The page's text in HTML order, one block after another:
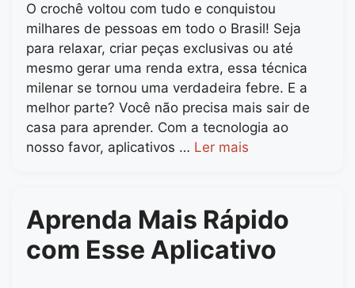
O crochê voltou com tudo e conquistou
milhares de pessoas em todo o Brasil! Seja
para relaxar, criar peças exclusivas ou até
mesmo gerar uma renda extra, essa técnica
milenar se tornou uma verdadeira febre. E a
melhor parte? Você não precisa mais sair de
casa para aprender. Com a tecnologia ao
nosso favor, aplicativos … Ler mais
Aprenda Mais Rápido
com Esse Aplicativo